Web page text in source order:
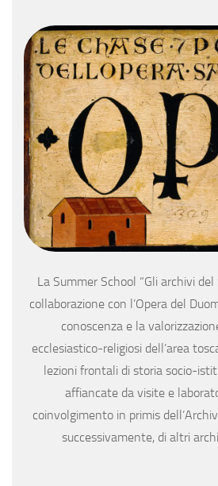
La Summer School “Gli archivi del
collaborazione con l’Opera del
conoscenza e la
ecclesiastico-religiosi dell’area
lezioni frontali di storia socio-
affiancate da visite e
coinvolgimento in primis
successivamente, di altri